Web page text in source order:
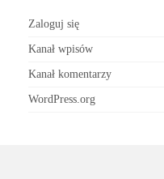
Zaloguj się
Kanał wpisów
Kanał komentarzy
WordPress.org